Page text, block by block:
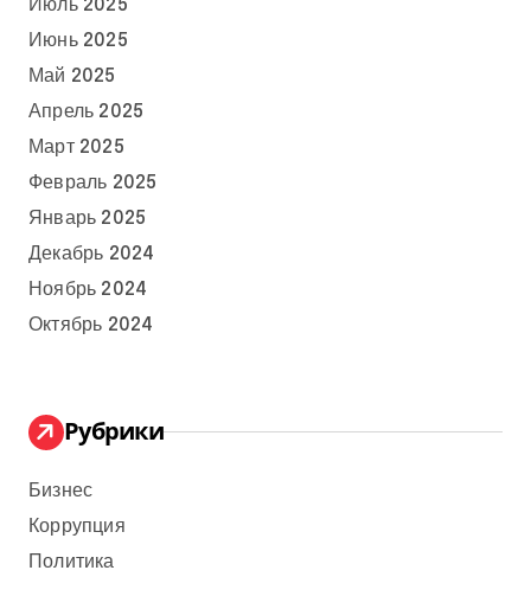
Июль 2025
Июнь 2025
Май 2025
Апрель 2025
Март 2025
Февраль 2025
Январь 2025
Декабрь 2024
Ноябрь 2024
Октябрь 2024
Рубрики
Бизнес
Коррупция
Политика